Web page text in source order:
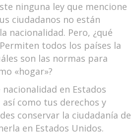
ninguna ley que mencione
ciudadanos no están
nacionalidad. Pero, ¿qué
todos los países la
son las normas para
«hogar»?
en Estados
como tus derechos y
conservar la ciudadanía de
en Estados Unidos.